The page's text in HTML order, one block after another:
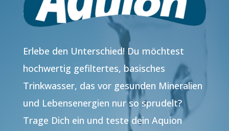
Erlebe den Unterschied! Du möchtest
hochwertig gefiltertes, basisches
Trinkwasser, das vor gesunden Mineralien
und Lebensenergien nur so sprudelt?
Trage Dich ein und teste dein Aquion